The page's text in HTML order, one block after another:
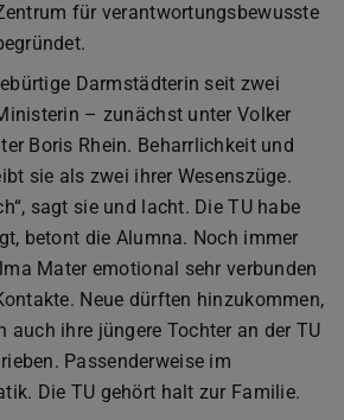
für verantwortungsbewusste
Darmstädterin seit zwei
– zunächst unter Volker
Boris Rhein. Beharrlichkeit und
sie als zwei ihrer Wesenszüge.
sagt sie und lacht. Die TU habe
betont die Alumna. Noch immer
Mater emotional sehr verbunden
Neue dürften hinzukommen,
auch ihre jüngere Tochter an der TU
Passenderweise im
Die TU gehört halt zur Familie.